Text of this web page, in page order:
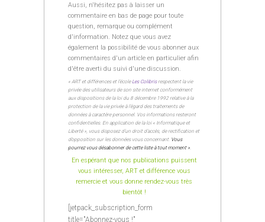
Aussi, n'hésitez pas à laisser un
commentaire en bas de page pour toute
question, remarque ou complément
d'information. Notez que vous avez
également la possibilité de vous abonner aux
commentaires d'un article en particulier afin
d'être averti du suivi d'une discussion.
« ART et différences et l’école Les Colibrisrespectent la vie
privée des utilisateurs de son site internet conformément
aux dispositions de la loi du 8 décembre 1992 relative à la
protection de la vie privée à l’égard des traitements de
données à caractère personnel. Vos informations resteront
confidentielles. En application de la loi « Informatique et
Liberté », vous disposez d’un droit d’accès, de rectification et
d’opposition sur les données vous concernant. Vous
pourrez vous désabonner de cette liste à tout moment »
En espérant que nos publications puissent
vous intéresser, ART et différence vous
remercie et vous donne rendez-vous très
bientôt !
[jetpack_subscription_form
title="Abonnez-vous !"